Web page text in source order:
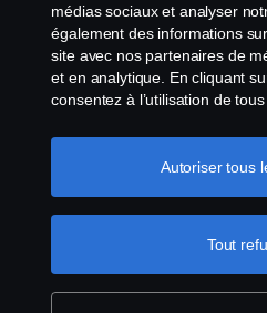
Politique de cookies
Paramètres des cookies
© Copyright Scania 2026 All Rights
Scania Luxembourg - Rue
L-5365 Münsbach- Tél: +352 34
médias sociaux et analyser
également des informations
site avec nos partenaires de
et en analytique. En cliquant
consentez à l’utilisation de
cookies en cliquant sur «
sélectionnant les catégories
Pour en
protection de votre vie privée
Tout
Autoriser tous